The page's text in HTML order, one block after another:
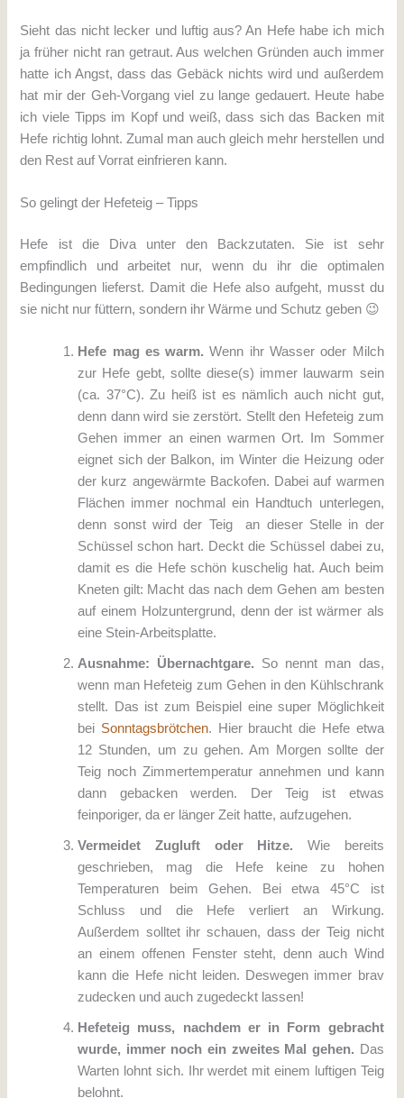
Sieht das nicht lecker und luftig aus? An Hefe habe ich mich
ja früher nicht ran getraut. Aus welchen Gründen auch immer
hatte ich Angst, dass das Gebäck nichts wird und außerdem
hat mir der Geh-Vorgang viel zu lange gedauert. Heute habe
ich viele Tipps im Kopf und weiß, dass sich das Backen mit
Hefe richtig lohnt. Zumal man auch gleich mehr herstellen und
den Rest auf Vorrat einfrieren kann.
So gelingt der Hefeteig – Tipps
Hefe ist die Diva unter den Backzutaten. Sie ist sehr
empfindlich und arbeitet nur, wenn du ihr die optimalen
Bedingungen lieferst. Damit die Hefe also aufgeht, musst du
sie nicht nur füttern, sondern ihr Wärme und Schutz geben 😉
Hefe mag es warm. Wenn ihr Wasser oder Milch
zur Hefe gebt, sollte diese(s) immer lauwarm sein
(ca. 37°C). Zu heiß ist es nämlich auch nicht gut,
denn dann wird sie zerstört. Stellt den Hefeteig zum
Gehen immer an einen warmen Ort. Im Sommer
eignet sich der Balkon, im Winter die Heizung oder
der kurz angewärmte Backofen. Dabei auf warmen
Flächen immer nochmal ein Handtuch unterlegen,
denn sonst wird der Teig an dieser Stelle in der
Schüssel schon hart. Deckt die Schüssel dabei zu,
damit es die Hefe schön kuschelig hat. Auch beim
Kneten gilt: Macht das nach dem Gehen am besten
auf einem Holzuntergrund, denn der ist wärmer als
eine Stein-Arbeitsplatte.
Ausnahme: Übernachtgare. So nennt man das,
wenn man Hefeteig zum Gehen in den Kühlschrank
stellt. Das ist zum Beispiel eine super Möglichkeit
bei Sonntagsbrötchen. Hier braucht die Hefe etwa
12 Stunden, um zu gehen. Am Morgen sollte der
Teig noch Zimmertemperatur annehmen und kann
dann gebacken werden. Der Teig ist etwas
feinporiger, da er länger Zeit hatte, aufzugehen.
Vermeidet Zugluft oder Hitze. Wie bereits
geschrieben, mag die Hefe keine zu hohen
Temperaturen beim Gehen. Bei etwa 45°C ist
Schluss und die Hefe verliert an Wirkung.
Außerdem solltet ihr schauen, dass der Teig nicht
an einem offenen Fenster steht, denn auch Wind
kann die Hefe nicht leiden. Deswegen immer brav
zudecken und auch zugedeckt lassen!
Hefeteig muss, nachdem er in Form gebracht
wurde, immer noch ein zweites Mal gehen. Das
Warten lohnt sich. Ihr werdet mit einem luftigen Teig
belohnt.